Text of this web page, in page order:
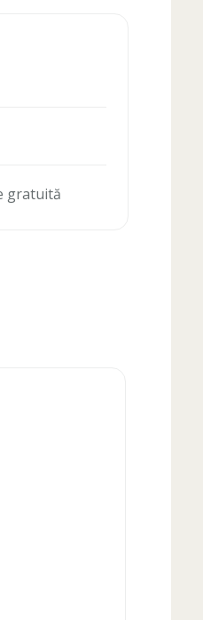
gratuită